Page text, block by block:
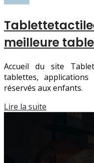
meilleure
Accueil du site
tablettes, applications
réservés aux enfants.
Lire la suite